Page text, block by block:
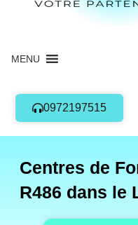
MENU
0972197515
Centres de
R486 dans le